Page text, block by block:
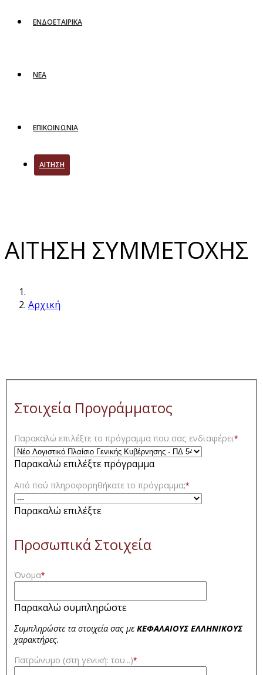
ΕΝΔΟΕΤΑΙΡΙΚΑ
ΝΕΑ
ΕΠΙΚΟΙΝΩΝΙΑ
ΑΙΤΗΣΗ
ΑΙΤΗΣΗ ΣΥΜΜΕΤΟΧΗΣ
Αρχική
Στοιχεία Προγράμματος
Παρακαλώ επιλέξτε το πρόγραμμα που σας ενδιαφέρει*
Παρακαλώ επιλέξτε πρόγραμμα
Από πού πληροφορηθήκατε το πρόγραμμα;*
Παρακαλώ επιλέξτε
Προσωπικά Στοιχεία
Όνομα*
Παρακαλώ συμπληρώστε
Συμπληρώστε τα στοιχεία σας μεΚΕΦΑΛΑΙΟΥΣ ΕΛΛΗΝΙΚΟΥΣ
χαρακτήρες.
Πατρώνυμο (στη γενική: του...)*